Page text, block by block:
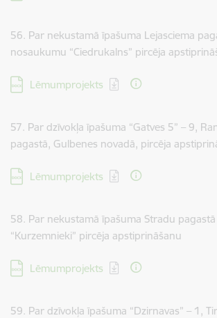
56. Par nekustamā īpašuma Lejasciema
nosaukumu “Ciedrukalns” pircēja
Lejupielādēt:
Lēmumprojekts
57. Par dzīvokļa īpašuma “Gatves 5” – 9,
pagastā, Gulbenes novadā, pircēja
Lejupielādēt:
Lēmumprojekts
58. Par nekustamā īpašuma Stradu
“Kurzemnieki” pircēja apstiprināšanu
Lejupielādēt:
Lēmumprojekts
59. Par dzīvokļa īpašuma “Dzirnavas” – 1,